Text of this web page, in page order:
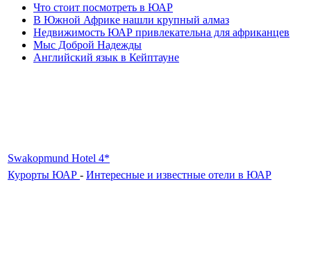
Что стоит посмотреть в ЮАР
В Южной Африке нашли крупный алмаз
Недвижимость ЮАР привлекательна для африканцев
Мыс Доброй Надежды
Английский язык в Кейптауне
Swakopmund Hotel 4*
Курорты ЮАР - Интересные и известные отели в ЮАР